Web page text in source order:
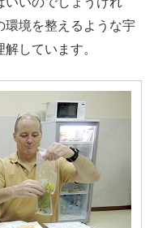
環境を整えるような宇
しています。